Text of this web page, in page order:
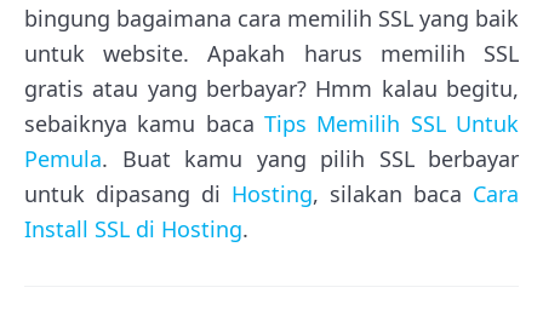
bingung bagaimana cara memilih SSL yang baik
untuk website. Apakah harus memilih SSL
gratis atau yang berbayar? Hmm kalau begitu,
sebaiknya kamu baca Tips Memilih SSL Untuk
Pemula. Buat kamu yang pilih SSL berbayar
untuk dipasang di Hosting, silakan baca Cara
Install SSL di Hosting.